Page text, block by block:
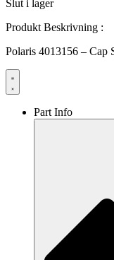
Slut i lager
Produkt Beskrivning :
Polaris 4013156 – Cap
Part Info